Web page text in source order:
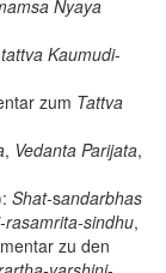
Nyaya
Kaumudi-
zum Tattva
, Vedanta Parijata,
Shat-sandarbhas
rasamrita-sindhu,
zu den